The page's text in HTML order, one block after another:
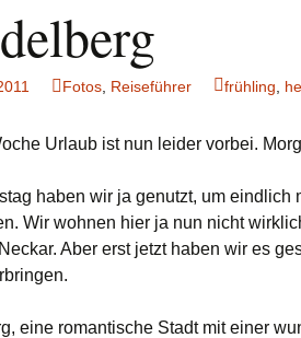
Fotos Reiseführer frühling
Urlaub ist nun leider vorbei.
haben wir ja genutzt, um eindlich
Wir wohnen hier ja nun nicht
Aber erst jetzt haben wir es
eine romantische Stadt mit einer